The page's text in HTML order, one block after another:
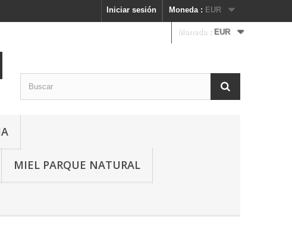
Moneda : EUR
Iniciar sesión
Moneda : EUR
MIEL PARQUE NATURAL